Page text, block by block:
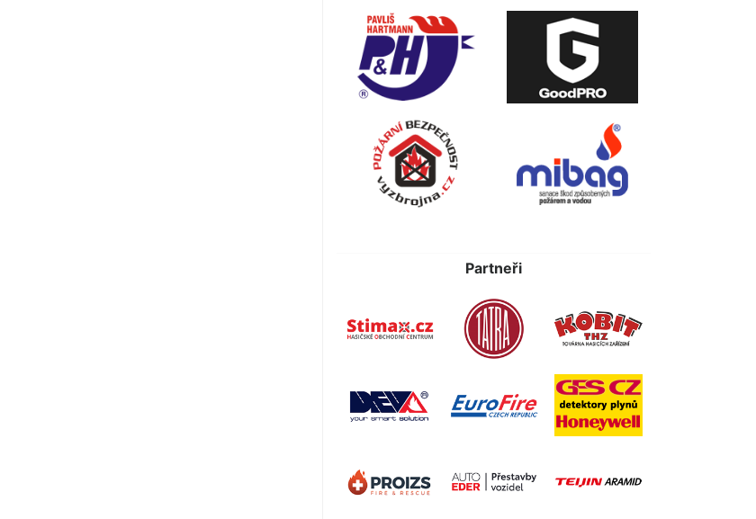
Partneři